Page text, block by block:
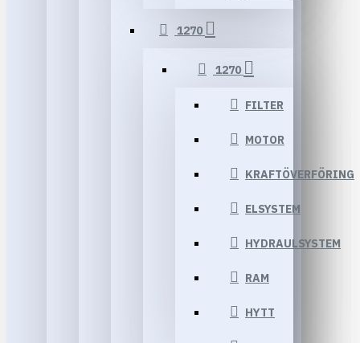
1270
1270
FILTER
MOTOR
KRAFTÖVERFÖRING
ELSYSTEM
HYDRAULSYSTEM
RAM
HYTT